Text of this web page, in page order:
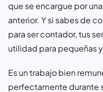
que se encargue por
anterior. Y si sabes de
para ser contador, tus
utilidad para pequeñas
Es un trabajo bien
perfectamente durante